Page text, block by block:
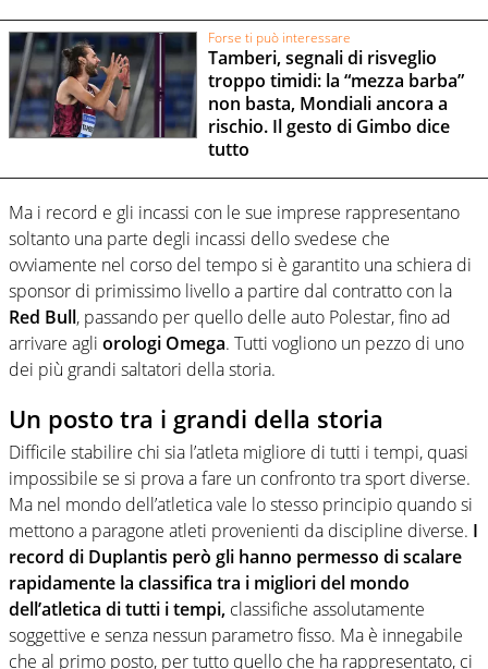
Forse ti può interessare
Tamberi, segnali di risveglio
troppo timidi: la “mezza barba”
non basta, Mondiali ancora a
rischio. Il gesto di Gimbo dice
tutto
Ma i record e gli incassi con le sue imprese rappresentano
soltanto una parte degli incassi dello svedese che
ovviamente nel corso del tempo si è garantito una schiera di
sponsor di primissimo livello a partire dal contratto con la
Red Bull, passando per quello delle auto Polestar, fino ad
arrivare agli orologi Omega. Tutti vogliono un pezzo di uno
dei più grandi saltatori della storia.
Un posto tra i grandi della storia
Difficile stabilire chi sia l’atleta migliore di tutti i tempi, quasi
impossibile se si prova a fare un confronto tra sport diverse.
Ma nel mondo dell’atletica vale lo stesso principio quando si
mettono a paragone atleti provenienti da discipline diverse. I
record di Duplantis però gli hanno permesso di scalare
rapidamente la classifica tra i migliori del mondo
dell’atletica di tutti i tempi, classifiche assolutamente
soggettive e senza nessun parametro fisso. Ma è innegabile
che al primo posto, per tutto quello che ha rappresentato, ci